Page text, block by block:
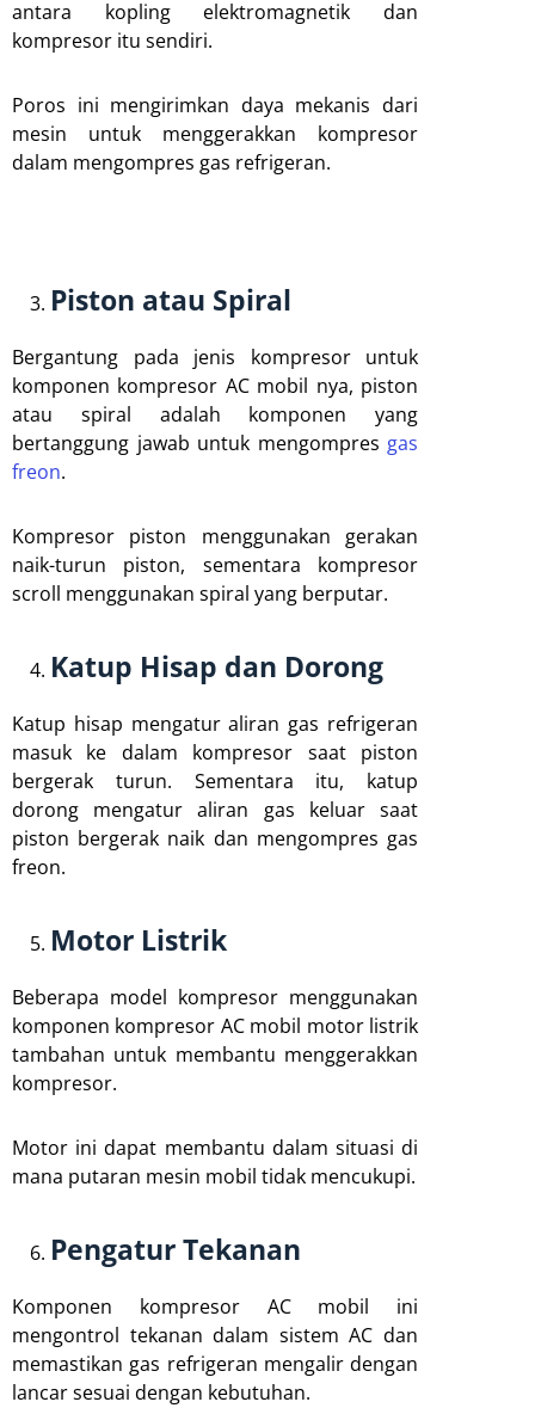
antara kopling elektromagnetik dan
kompresor itu sendiri.
Poros ini mengirimkan daya mekanis dari
mesin untuk menggerakkan kompresor
dalam mengompres gas refrigeran.
Piston atau Spiral
Bergantung pada jenis kompresor untuk
komponen kompresor AC mobil nya, piston
atau spiral adalah komponen yang
bertanggung jawab untuk mengompres gas
freon.
Kompresor piston menggunakan gerakan
naik-turun piston, sementara kompresor
scroll menggunakan spiral yang berputar.
Katup Hisap dan Dorong
Katup hisap mengatur aliran gas refrigeran
masuk ke dalam kompresor saat piston
bergerak turun. Sementara itu, katup
dorong mengatur aliran gas keluar saat
piston bergerak naik dan mengompres gas
freon.
Motor Listrik
Beberapa model kompresor menggunakan
komponen kompresor AC mobil motor listrik
tambahan untuk membantu menggerakkan
kompresor.
Motor ini dapat membantu dalam situasi di
mana putaran mesin mobil tidak mencukupi.
Pengatur Tekanan
Komponen kompresor AC mobil ini
mengontrol tekanan dalam sistem AC dan
memastikan gas refrigeran mengalir dengan
lancar sesuai dengan kebutuhan.